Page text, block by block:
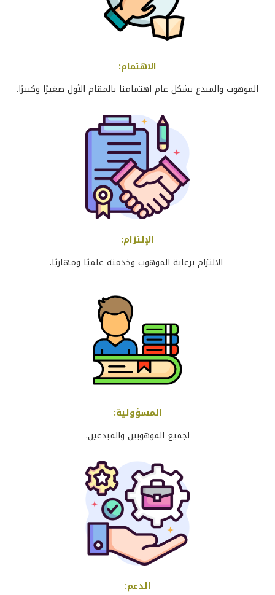
الاهتمام:
الموهوب والمبدع بشكل عام اهتمامنا بالمقام الأول صغيرًا وكبيرًا.
الإلتزام:
الالتزام برعاية الموهوب وخدمته علميًا ومهاريًا.
المسؤولية:
لجميع الموهوبين والمبدعين.
الدعم: